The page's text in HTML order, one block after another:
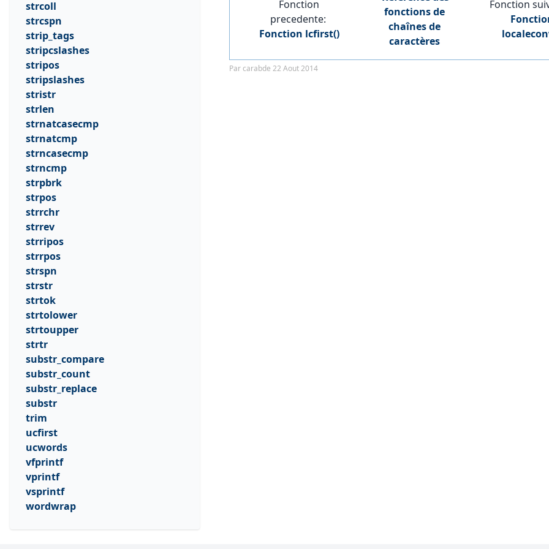
strcoll
strcspn
strip_tags
stripcslashes
stripos
stripslashes
stristr
strlen
strnatcasecmp
strnatcmp
strncasecmp
strncmp
strpbrk
strpos
strrchr
strrev
strripos
strrpos
strspn
strstr
strtok
strtolower
strtoupper
strtr
substr_compare
substr_count
substr_replace
substr
trim
ucfirst
ucwords
vfprintf
vprintf
vsprintf
wordwrap
      }
      // Si la distance est plus petite que la prochaine distance trouvée
Fonction
precedente:
Fonction lcfirst()
fonctions de
chaînes de
caractères
Fonction
Par carabde 22 Aout 2014